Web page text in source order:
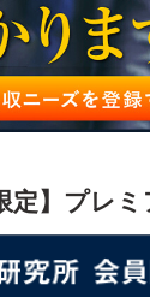
却・事業承継に
定】プレ